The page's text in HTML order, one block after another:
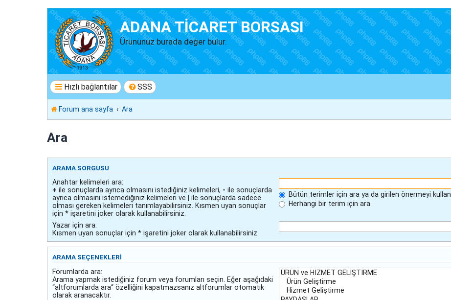
ADANA TİCARET BORSASI
Ürününüz burada değer bulur.
Hızlı bağlantılar SSS
Forum ana sayfa Ara
Ara
ARAMA SORGUSU
Anahtar kelimeleri ara:
+ ile sonuçlarda ayrıca olmasını istediğiniz kelimeleri, - ile sonuçlarda
ayrıca olmasını istemediğiniz kelimeleri ve
ile sonuçlarda sadece
olması gereken kelimeleri tanımlayabilirsiniz. Kısmen uyan sonuçlar
için * işaretini joker olarak kullanabilirsiniz.
Bütün terimler için ara ya da girilen önermeyi kullan
Herhangi bir terim için ara
Yazar için ara:
Kısmen uyan sonuçlar için * işaretini joker olarak kullanabilirsiniz.
ARAMA SEÇENEKLERI
Forumlarda ara:
Arama yapmak istediğiniz forum veya forumları seçin. Eğer aşağıdaki
“altforumlarda ara“ özelliğini kapatmazsanız altforumlar otomatik
olarak aranacaktır.